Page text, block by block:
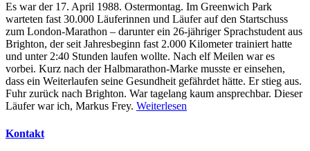
Es war der 17. April 1988. Ostermontag. Im Greenwich Park
warteten fast 30.000 Läuferinnen und Läufer auf den Startschuss
zum London-Marathon – darunter ein 26-jähriger Sprachstudent aus
Brighton, der seit Jahresbeginn fast 2.000 Kilometer trainiert hatte
und unter 2:40 Stunden laufen wollte. Nach elf Meilen war es
vorbei. Kurz nach der Halbmarathon-Marke musste er einsehen,
dass ein Weiterlaufen seine Gesundheit gefährdet hätte. Er stieg aus.
Fuhr zurück nach Brighton. War tagelang kaum ansprechbar. Dieser
Läufer war ich, Markus Frey. Weiterlesen
Kontakt